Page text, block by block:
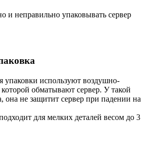
и неправильно упаковывать сервер
упаковки используют воздушно-
обматывают сервер. У такой
она не защитит сервер при падении на
для мелких деталей весом до 3